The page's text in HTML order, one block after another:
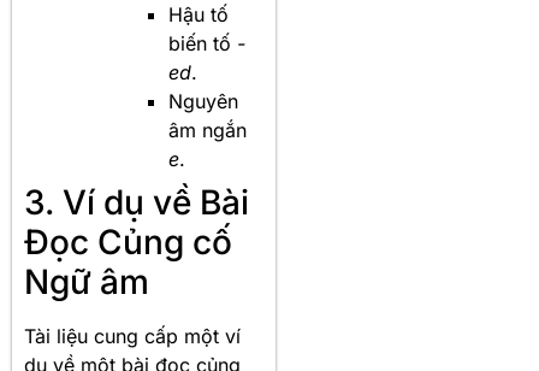
Hậu tố
biến tố -
ed.
Nguyên
âm ngắn
e.
3. Ví dụ về Bài
Đọc Củng cố
Ngữ âm
Tài liệu cung cấp một ví
dụ về một bài đọc củng